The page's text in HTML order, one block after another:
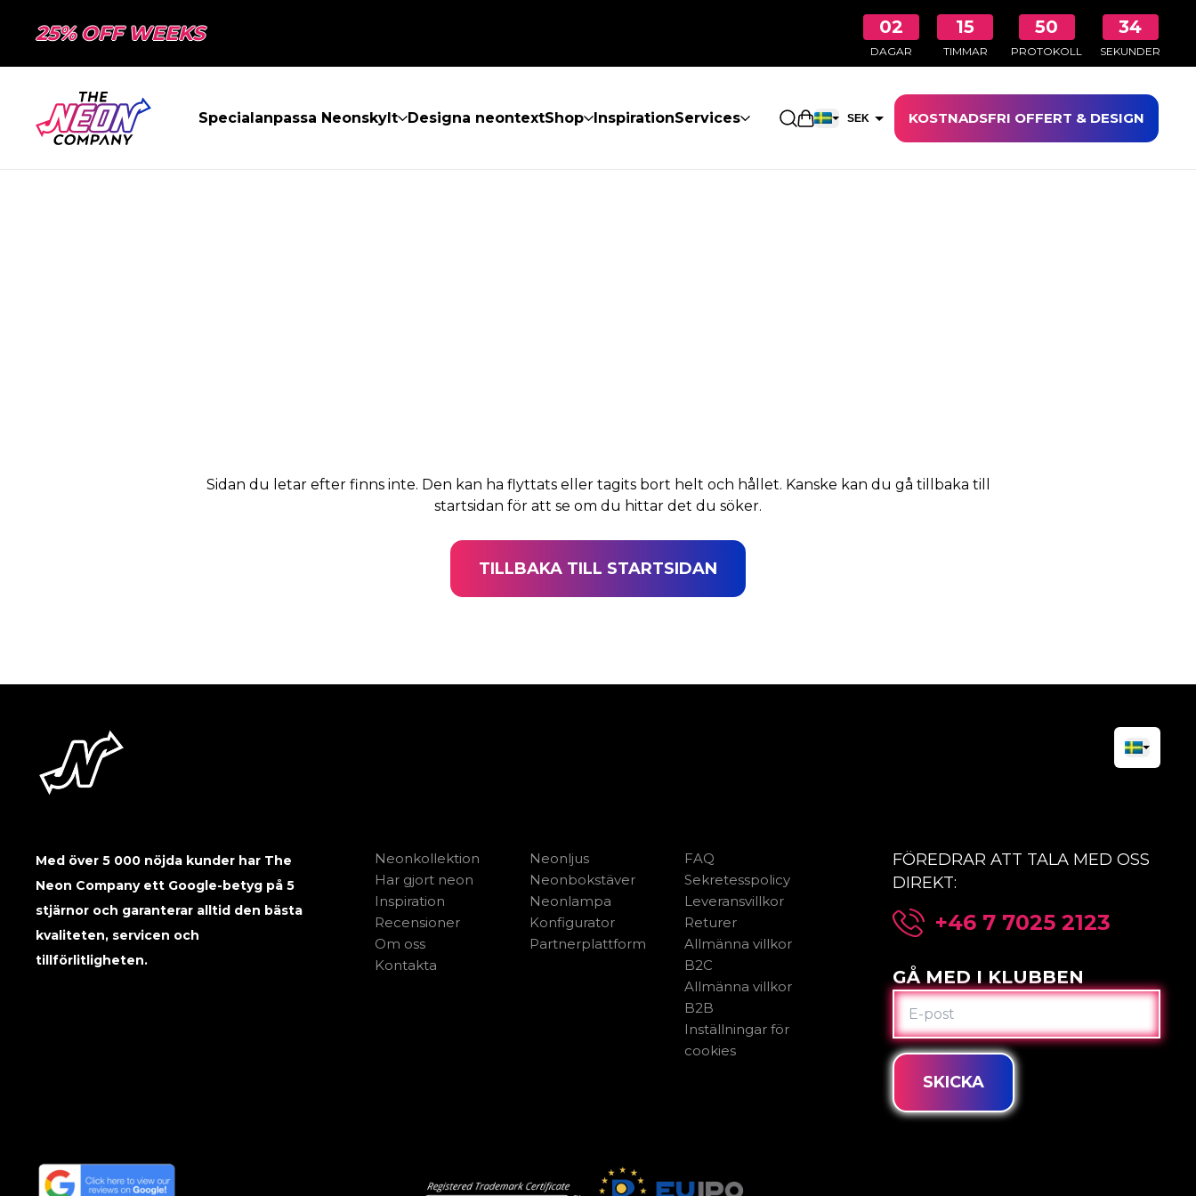
25% OFF WEEKS 02
DAGAR
15
TIMMAR
50
PROTOKOLL
33
SEKUNDER
Specialanpassa Neonskylt Designa neontextShop InspirationServices Öppna kundkorgen
SEK KOSTNADSFRI OFFERT & DESIGN
Sidan du letar efter finns inte. Den kan ha flyttats eller tagits bort helt och hållet. Kanske kan du gå tillbaka till
startsidan för att se om du hittar det du söker.
TILLBAKA TILL STARTSIDAN
Med över 5 000 nöjda kunder har The
Neon Company ett Google-betyg på 5
stjärnor och garanterar alltid den bästa
kvaliteten, servicen och
tillförlitligheten.
Neonkollektion
Har gjort neon
Inspiration
Recensioner
Om oss
Kontakta
Neonljus
Neonbokstäver
Neonlampa
Konfigurator
Partnerplattform
FAQ
Sekretesspolicy
Leveransvillkor
Returer
Allmänna villkor
B2C
Allmänna villkor
B2B
Inställningar för
cookies
FÖREDRAR ATT TALA MED OSS
DIREKT:
+46 7 7025 2123
GÅ MED I KLUBBEN
E-
POST
SKICKA